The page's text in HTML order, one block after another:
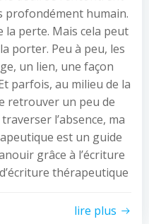
profondément humain.
la perte. Mais cela peut
porter. Peu à peu, les
un lien, une façon
parfois, au milieu de la
retrouver un peu de
l’absence, ma
est un guide
grâce à l’écriture
thérapeutique
lire plus